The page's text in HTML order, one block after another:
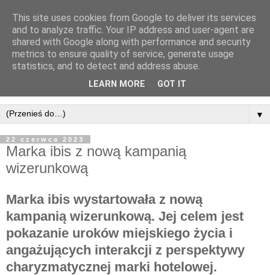
▼
22 czerwca 2023
Marka ibis z nową kampanią
wizerunkową
Marka ibis wystartowała z nową
kampanią wizerunkową. Jej celem jest
pokazanie uroków miejskiego życia i
angażujących interakcji z perspektywy
charyzmatycznej marki hotelowej.
This site uses cookies from Google to deliver its services
and to analyze traffic. Your IP address and user-agent are
shared with Google along with performance and security
metrics to ensure quality of service, generate usage
statistics, and to detect and address abuse.
LEARN MORE GOT IT